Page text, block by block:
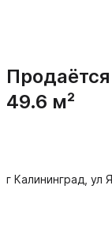
49.6 м²
г Калининград, ул